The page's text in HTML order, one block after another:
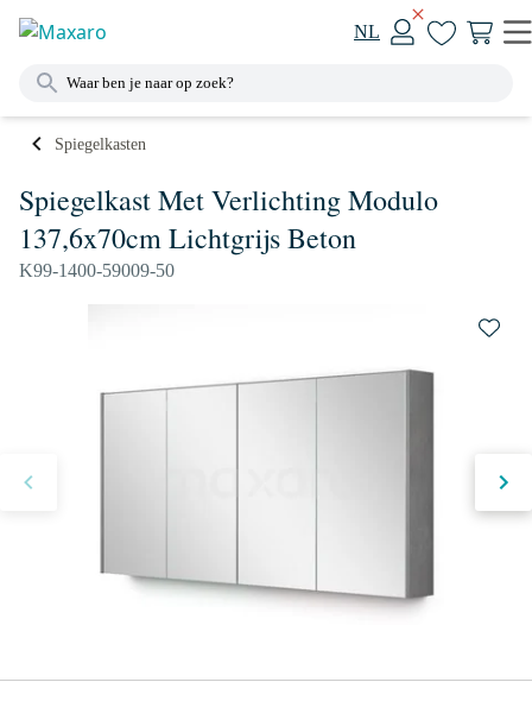
NL
Spiegelkasten
Spiegelkast Met Verlichting Modulo
137,6x70cm Lichtgrijs Beton
K99-1400-59009-50